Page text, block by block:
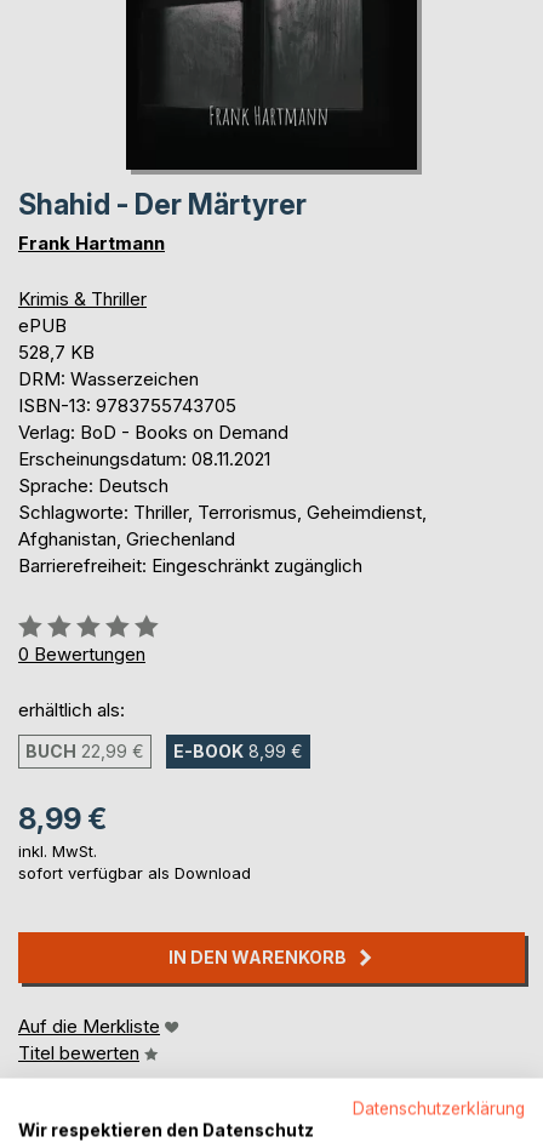
Shahid - Der Märtyrer
Frank Hartmann
Krimis & Thriller
ePUB
528,7 KB
DRM: Wasserzeichen
ISBN-13: 9783755743705
Verlag: BoD - Books on Demand
Erscheinungsdatum: 08.11.2021
Sprache: Deutsch
Schlagworte: Thriller, Terrorismus, Geheimdienst,
Afghanistan, Griechenland
Barrierefreiheit: Eingeschränkt zugänglich
Bewertung::
0%
0 Bewertungen
erhältlich als:
BUCH 22,99 € E-BOOK 8,99 €
8,99 €
inkl. MwSt.
sofort verfügbar als Download
IN DEN WARENKORB
Auf die Merkliste
Titel bewerten
Datenschutzerklärung
Wir respektieren den Datenschutz